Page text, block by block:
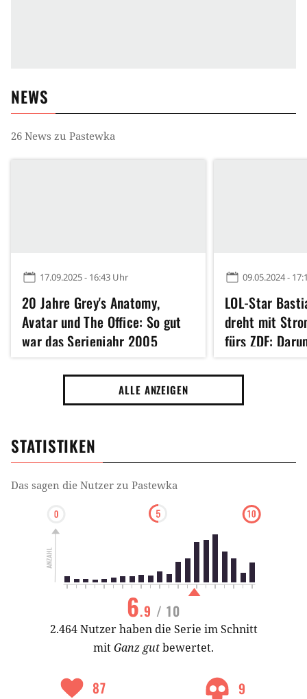
NEWS
26 News zu Pastewka
17.09.2025 - 16:43 Uhr
20 Jahre Grey's Anatomy,
Avatar und The Office: So gut
war das Serienjahr 2005
09.05.2024 -
LOL-Star
dreht mit
fürs ZDF:
gelogen
ALLE ANZEIGEN
STATISTIKEN
Das sagen die Nutzer zu Pastewka
6.9 / 10
2.464 Nutzer haben die Serie im Schnitt
mitGanz gutbewertet.
87 9